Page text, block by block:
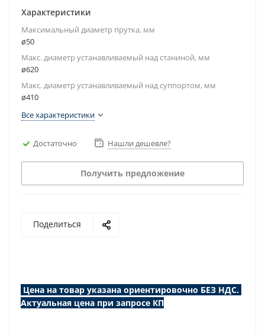
Характеристики
Максимальный диаметр прутка, мм
ø50
Макс. диаметр устанавливаемый над станиной, мм
ø620
Макс. диаметр устанавливаемый над суппортом, мм
ø410
Все характеристики
Достаточно Нашли дешевле?
Получить предложение
Поделиться
Цена на товар указана ориентировочно БЕЗ НДС.
Актуальная цена при запросе КП